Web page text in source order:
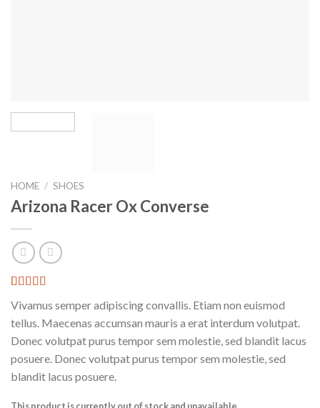
HOME / SHOES
Arizona Racer Ox Converse
4.00out
of 5
customer
ratings
Vivamus semper adipiscing convallis. Etiam non euismod
tellus. Maecenas accumsan mauris a erat interdum volutpat.
Donec volutpat purus tempor sem molestie, sed blandit lacus
posuere. Donec volutpat purus tempor sem molestie, sed
blandit lacus posuere.
This product is currently out of stock and unavailable.